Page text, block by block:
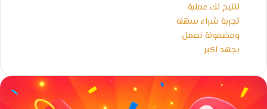
لنتيح لك عملية
تجربة شراء سهلة
ومضمونة نعمل
بجهد اكبر